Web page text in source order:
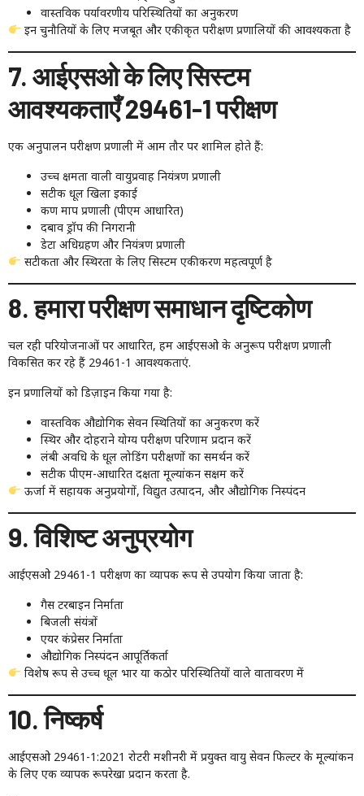
वास्तविक पर्यावरणीय परिस्थितियों का अनुकरण
इन चुनौतियों के लिए मजबूत और एकीकृत परीक्षण प्रणालियों की आवश्यकता है
7. आईएसओ के लिए सिस्टम
आवश्यकताएँ 29461-1 परीक्षण
एक अनुपालन परीक्षण प्रणाली में आम तौर पर शामिल होते हैं:
उच्च क्षमता वाली वायुप्रवाह नियंत्रण प्रणाली
सटीक धूल खिला इकाई
कण माप प्रणाली (पीएम आधारित)
दबाव ड्रॉप की निगरानी
डेटा अधिग्रहण और नियंत्रण प्रणाली
सटीकता और स्थिरता के लिए सिस्टम एकीकरण महत्वपूर्ण है
8. हमारा परीक्षण समाधान दृष्टिकोण
चल रही परियोजनाओं पर आधारित, हम आईएसओ के अनुरूप परीक्षण प्रणाली
विकसित कर रहे हैं 29461-1 आवश्यकताएं.
इन प्रणालियों को डिज़ाइन किया गया है:
वास्तविक औद्योगिक सेवन स्थितियों का अनुकरण करें
स्थिर और दोहराने योग्य परीक्षण परिणाम प्रदान करें
लंबी अवधि के धूल लोडिंग परीक्षणों का समर्थन करें
सटीक पीएम-आधारित दक्षता मूल्यांकन सक्षम करें
ऊर्जा में सहायक अनुप्रयोगों, विद्युत उत्पादन, और औद्योगिक निस्पंदन
9. विशिष्ट अनुप्रयोग
आईएसओ 29461-1 परीक्षण का व्यापक रूप से उपयोग किया जाता है:
गैस टरबाइन निर्माता
बिजली संयंत्रों
एयर कंप्रेसर निर्माता
औद्योगिक निस्पंदन आपूर्तिकर्ता
विशेष रूप से उच्च धूल भार या कठोर परिस्थितियों वाले वातावरण में
10. निष्कर्ष
आईएसओ 29461-1:2021 रोटरी मशीनरी में प्रयुक्त वायु सेवन फिल्टर के मूल्यांकन
के लिए एक व्यापक रूपरेखा प्रदान करता है.